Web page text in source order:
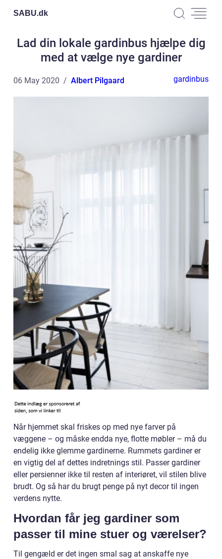
SABU.dk
Lad din lokale gardinbus hjælpe dig
med at vælge nye gardiner
06 May 2020 Albert Pilgaard gardinbus
Når hjemmet skal friskes op med nye farver på
væggene – og måske endda nye, flotte møbler – må du
endelig ikke glemme gardinerne. Rummets gardiner er
en vigtig del af dettes indretnings stil. Passer gardiner
eller persienner ikke til resten af interiøret, vil stilen blive
brudt. Og så har du brugt penge på nyt decor til ingen
verdens nytte.
Hvordan får jeg gardiner som
passer til mine stuer og værelser?
Til gengæld er det ingen smal sag at anskaffe nye